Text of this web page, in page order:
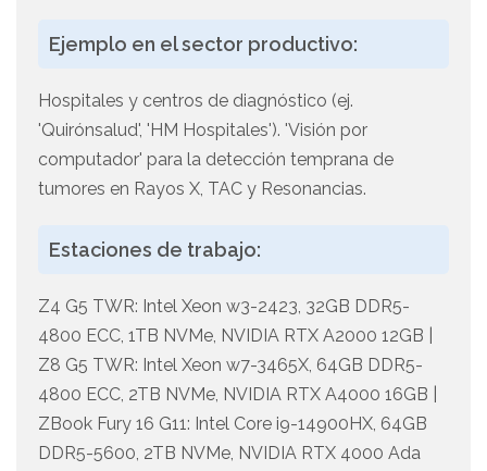
Ejemplo en el sector productivo:
Hospitales y centros de diagnóstico (ej.
'Quirónsalud', 'HM Hospitales'). 'Visión por
computador' para la detección temprana de
tumores en Rayos X, TAC y Resonancias.
Estaciones de trabajo:
Z4 G5 TWR: Intel Xeon w3-2423, 32GB DDR5-
4800 ECC, 1TB NVMe, NVIDIA RTX A2000 12GB |
Z8 G5 TWR: Intel Xeon w7-3465X, 64GB DDR5-
4800 ECC, 2TB NVMe, NVIDIA RTX A4000 16GB |
ZBook Fury 16 G11: Intel Core i9-14900HX, 64GB
DDR5-5600, 2TB NVMe, NVIDIA RTX 4000 Ada